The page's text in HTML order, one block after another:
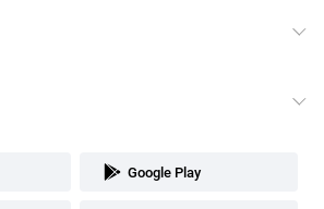
Google Play